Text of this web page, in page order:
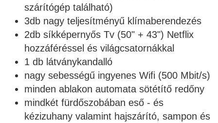
szárítógép található)
3db nagy teljesítményű klímaberendezés
2db síkképernyős Tv (50" + 43") Netflix
hozzáféréssel és világcsatornákkal
1 db látványkandalló
nagy sebességű ingyenes Wifi (500 Mbit/s)
minden ablakon automata sötétítő redőny
mindkét fürdőszobában eső - és
kézizuhany valamint hajszárító, sampon és